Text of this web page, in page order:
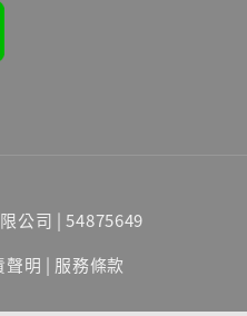
公司 | 54875649
聲明 | 服務條款